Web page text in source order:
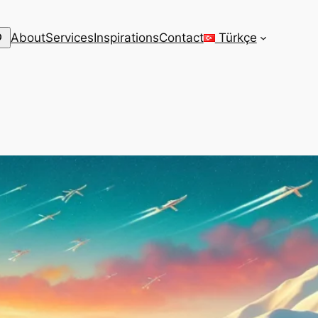
AboutServicesInspirationsContact Türkçe